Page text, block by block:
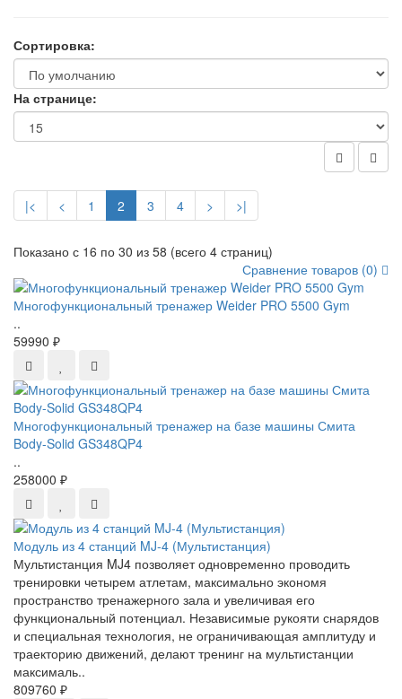
Сортировка:
На странице:
|< < 1 2 3 4 > >|
Показано с 16 по 30 из 58 (всего 4 страниц)
Сравнение товаров (0)
Многофункциональный тренажер Weider PRO 5500 Gym
..
59990 ₽
Многофункциональный тренажер на базе машины Смита
Body-Solid GS348QP4
..
258000 ₽
Модуль из 4 станций MJ-4 (Мультистанция)
Мультистанция MJ4 позволяет одновременно проводить
тренировки четырем атлетам, максимально экономя
пространство тренажерного зала и увеличивая его
функциональный потенциал. Независимые рукояти снарядов
и специальная технология, не ограничивающая амплитуду и
траекторию движений, делают тренинг на мультистанции
максималь..
809760 ₽